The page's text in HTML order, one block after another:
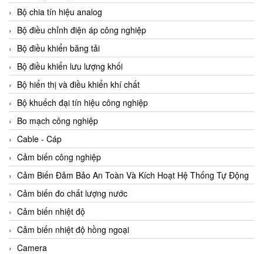
Adler Vietnam
Ados Vietnam
Advanced Energy Vietnam
Advantech Vietnam
Agate Vietnam
AGR International Vietnam
Aichi Tokei Denki Vietnam
Aii Vietnam
AIKOH
AINUO Vietnam
AIR MAJOR
Aira Euro Automation
Airtac Vietnam
Airtec Vietnam
Bộ chia tín hiệu analog
Bộ điều chỉnh điện áp công nghiệp
Bộ điều khiển băng tải
Bộ điều khiển lưu lượng khối
Bộ hiển thị và điều khiển khí chất
Bộ khuếch đại tín hiệu công nghiệp
Bo mạch công nghiệp
Cable - Cáp
Cảm biến công nghiệp
Cảm Biến Đảm Bảo An Toàn Và Kích Hoạt Hệ Thống Tự Động
Cảm biến đo chất lượng nước
Cảm biến nhiệt độ
Cảm biến nhiệt độ hồng ngoại
Camera